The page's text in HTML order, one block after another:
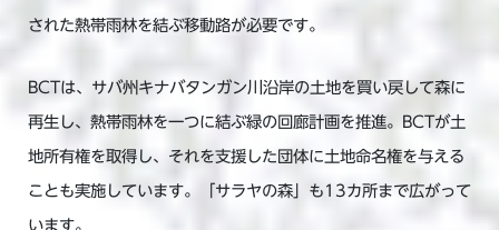
された熱帯雨林を結ぶ移動路が必要です。
BCTは、サバ州キナバタンガン川沿岸の土地を買い戻して森に
再生し、熱帯雨林を一つに結ぶ緑の回廊計画を推進。BCTが土
地所有権を取得し、それを支援した団体に土地命名権を与える
ことも実施しています。「サラヤの森」も13カ所まで広がって
います。